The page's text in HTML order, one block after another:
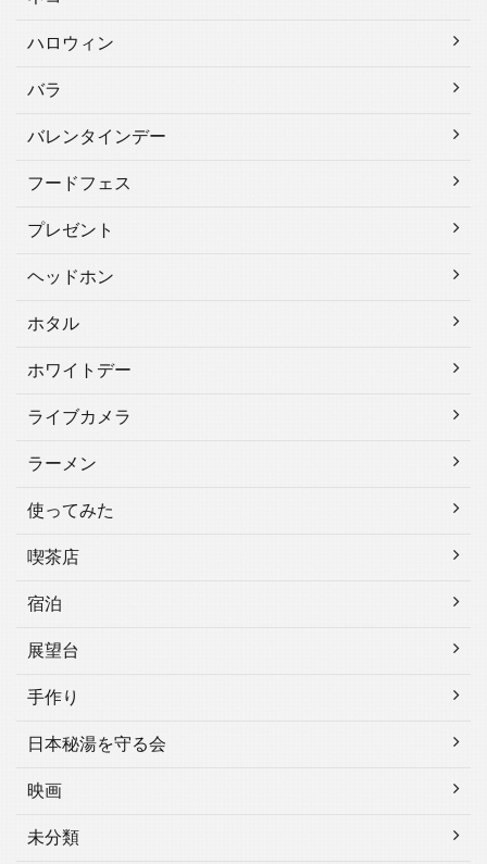
ハロウィン
バラ
バレンタインデー
フードフェス
プレゼント
ヘッドホン
ホタル
ホワイトデー
ライブカメラ
ラーメン
使ってみた
喫茶店
宿泊
展望台
手作り
日本秘湯を守る会
映画
未分類